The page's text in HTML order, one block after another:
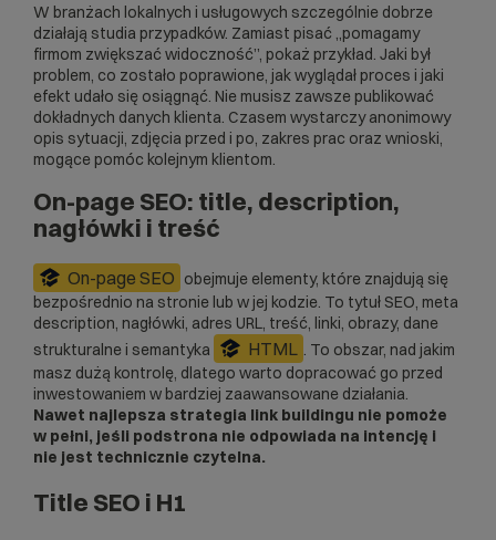
W branżach lokalnych i usługowych szczególnie dobrze
działają studia przypadków. Zamiast pisać „pomagamy
firmom zwiększać widoczność”, pokaż przykład. Jaki był
problem, co zostało poprawione, jak wyglądał proces i jaki
efekt udało się osiągnąć. Nie musisz zawsze publikować
dokładnych danych klienta. Czasem wystarczy anonimowy
opis sytuacji, zdjęcia przed i po, zakres prac oraz wnioski,
mogące pomóc kolejnym klientom.
On-page SEO: title, description,
nagłówki i treść
On-page SEO obejmuje elementy, które znajdują się
bezpośrednio na stronie lub w jej kodzie. To tytuł SEO, meta
description, nagłówki, adres URL, treść, linki, obrazy, dane
strukturalne i semantyka
HTML
. To obszar, nad jakim
masz dużą kontrolę, dlatego warto dopracować go przed
inwestowaniem w bardziej zaawansowane działania.
Nawet najlepsza strategia link buildingu nie pomoże
w pełni, jeśli podstrona nie odpowiada na intencję i
nie jest technicznie czytelna.
Title SEO i H1